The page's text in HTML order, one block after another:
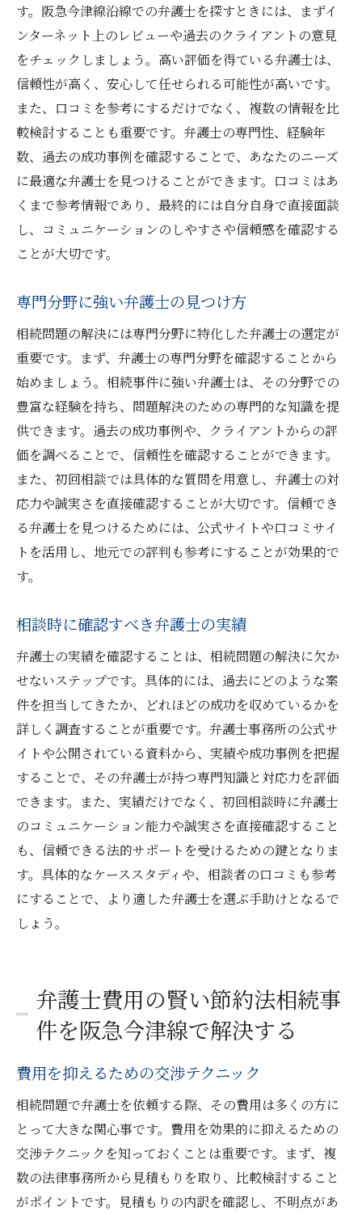
す。阪急今津線沿線での弁護士を探すときには、まずイ
ンターネット上のレビューや過去のクライアントの意見
をチェックしましょう。高い評価を得ている弁護士は、
信頼性が高く、安心して任せられる可能性が高いです。
また、口コミを参考にするだけでなく、複数の情報を比
較検討することも重要です。弁護士の専門性、経験年
数、過去の成功事例を確認することで、あなたのニーズ
に最適な弁護士を見つけることができます。口コミはあ
くまで参考情報であり、最終的には自分自身で直接面談
し、コミュニケーションのしやすさや信頼感を確認する
ことが大切です。
専門分野に強い弁護士の見つけ方
相続問題の解決には専門分野に特化した弁護士の選定が
重要です。まず、弁護士の専門分野を確認することから
始めましょう。相続事件に強い弁護士は、その分野での
豊富な経験を持ち、問題解決のための専門的な知識を提
供できます。過去の成功事例や、クライアントからの評
価を調べることで、信頼性を確認することができます。
また、初回相談では具体的な質問を用意し、弁護士の対
応力や誠実さを直接確認することが大切です。信頼でき
る弁護士を見つけるためには、公式サイトや口コミサイ
トを活用し、地元での評判も参考にすることが効果的で
す。
相談時に確認すべき弁護士の実績
弁護士の実績を確認することは、相続問題の解決に欠か
せないステップです。具体的には、過去にどのような案
件を担当してきたか、どれほどの成功を収めているかを
詳しく調査することが重要です。弁護士事務所の公式サ
イトや公開されている資料から、実績や成功事例を把握
することで、その弁護士が持つ専門知識と対応力を評価
できます。また、実績だけでなく、初回相談時に弁護士
のコミュニケーション能力や誠実さを直接確認すること
も、信頼できる法的サポートを受けるための鍵となりま
す。具体的なケーススタディや、相談者の口コミも参考
にすることで、より適した弁護士を選ぶ手助けとなるで
しょう。
弁護士費用の賢い節約法相続事
件を阪急今津線で解決する
費用を抑えるための交渉テクニック
相続問題で弁護士を依頼する際、その費用は多くの方に
とって大きな関心事です。費用を効果的に抑えるための
交渉テクニックを知っておくことは重要です。まず、複
数の法律事務所から見積もりを取り、比較検討すること
がポイントです。見積もりの内訳を確認し、不明点があ